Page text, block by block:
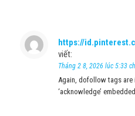
https://
viết:
Tháng 2 8, 2026 lúc 5:33
Again, dofollow tags are
‘acknowledge’